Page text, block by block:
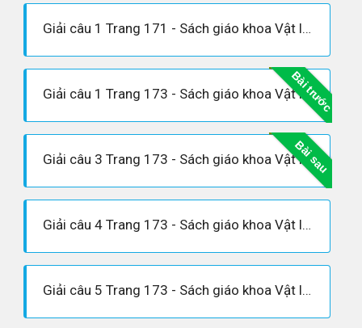
Giải câu 1 Trang 171 - Sách giáo khoa Vật lí 12
Bài trước
Giải câu 1 Trang 173 - Sách giáo khoa Vật lí 12
Bài sau
Giải câu 3 Trang 173 - Sách giáo khoa Vật lí 12
Giải câu 4 Trang 173 - Sách giáo khoa Vật lí 12
Giải câu 5 Trang 173 - Sách giáo khoa Vật lí 12